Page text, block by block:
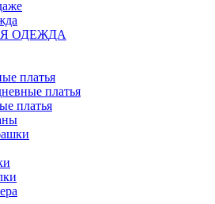
ОДЕЖДА
платья
платья
платья